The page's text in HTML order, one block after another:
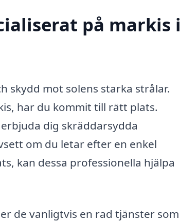
på markis i
skydd mot solens starka strålar.
har du kommit till rätt plats.
dig skräddarsydda
om du letar efter en enkel
kan dessa professionella hjälpa
de vanligtvis en rad tjänster som